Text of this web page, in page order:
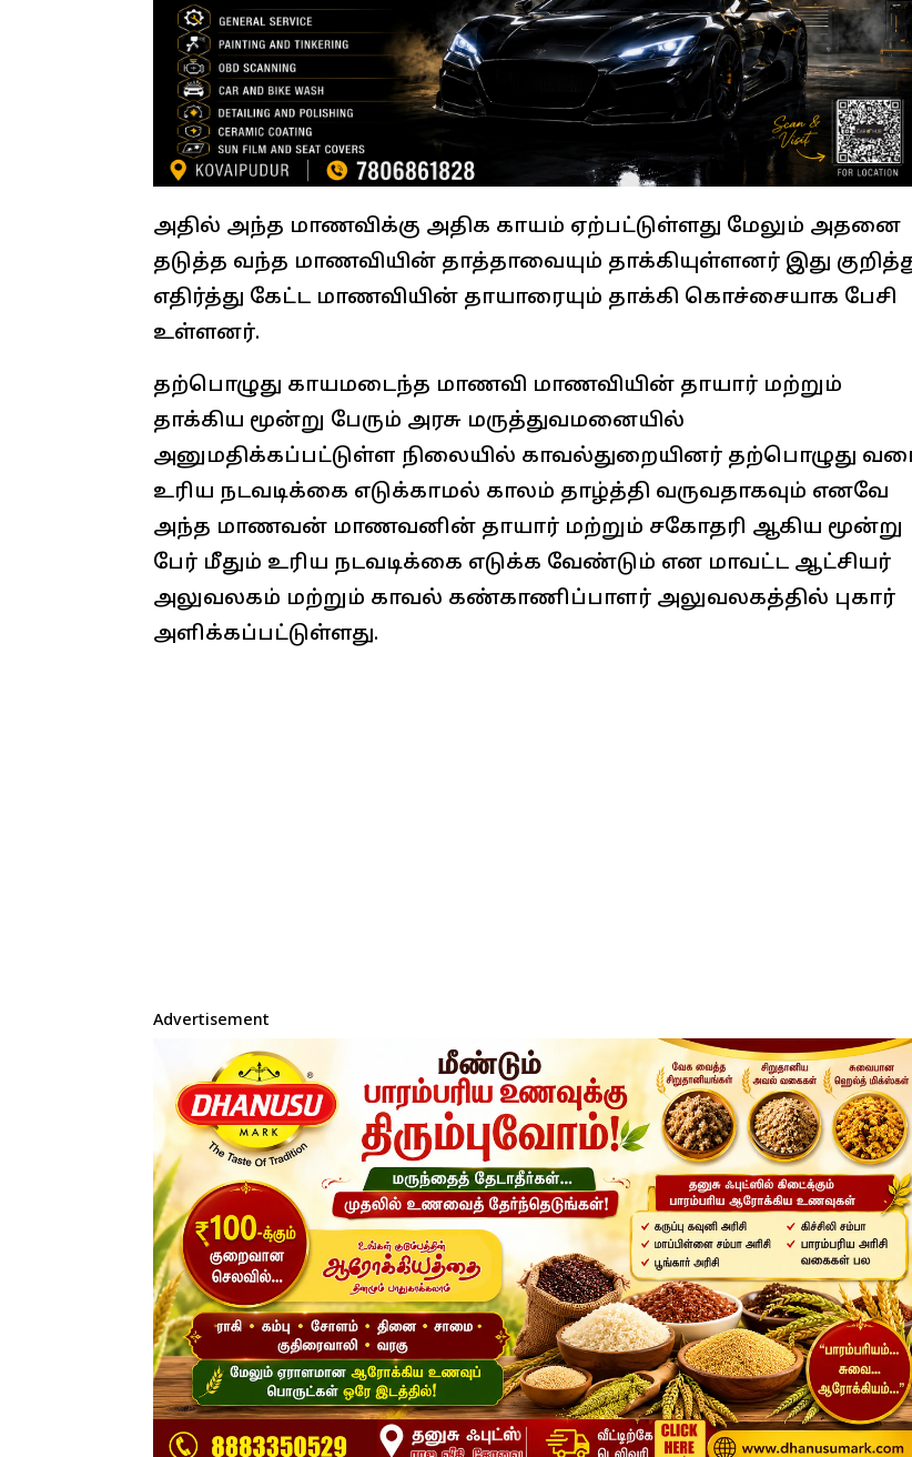
அதில் அந்த மாணவிக்கு அதிக காயம் ஏற்பட்டுள்ளது மேலும் அதனை
தடுத்த வந்த மாணவியின் தாத்தாவையும் தாக்கியுள்ளனர் இது
எதிர்த்து கேட்ட மாணவியின் தாயாரையும் தாக்கி கொச்சையாக பேசி
உள்ளனர்.
தற்பொழுது காயமடைந்த மாணவி மாணவியின் தாயார் மற்றும்
தாக்கிய மூன்று பேரும் அரசு மருத்துவமனையில்
அனுமதிக்கப்பட்டுள்ள நிலையில் காவல்துறையினர் தற்பொழுது
உரிய நடவடிக்கை எடுக்காமல் காலம் தாழ்த்தி வருவதாகவும் எனவே
அந்த மாணவன் மாணவனின் தாயார் மற்றும் சகோதரி ஆகிய மூன்று
பேர் மீதும் உரிய நடவடிக்கை எடுக்க வேண்டும் என மாவட்ட ஆட்சியர்
அலுவலகம் மற்றும் காவல் கண்காணிப்பாளர் அலுவலகத்தில் புகார்
அளிக்கப்பட்டுள்ளது.
Advertisement